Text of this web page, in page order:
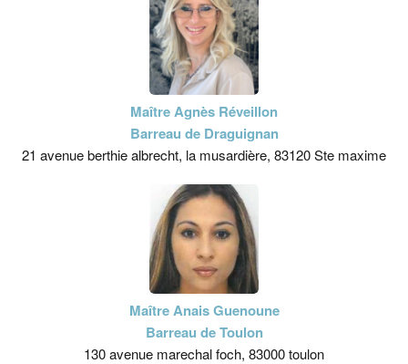
Maître Agnès Réveillon
Barreau de Draguignan
21 avenue berthie albrecht, la musardière, 83120 Ste maxime
Maître Anais Guenoune
Barreau de Toulon
130 avenue marechal foch, 83000 toulon